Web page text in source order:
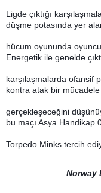
Ligde çıktığı
düşme potasında yer
hücum oyununda
Energetik ile genelde
karşılaşmalarda ofansif
kontra atak bir mücadele
gerçekleşeceğini
bu maçı Asya Handikap
Torpedo Minks tercih
Norway